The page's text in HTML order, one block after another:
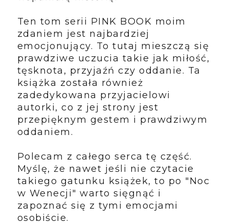
Ten tom serii PINK BOOK moim
zdaniem jest najbardziej
emocjonujący. To tutaj mieszczą się
prawdziwe uczucia takie jak miłość,
tęsknota, przyjaźń czy oddanie. Ta
książka została również
zadedykowana przyjacielowi
autorki, co z jej strony jest
przepięknym gestem i prawdziwym
oddaniem.
Polecam z całego serca tę część.
Myślę, że nawet jeśli nie czytacie
takiego gatunku książek, to po "Noc
w Wenecji" warto sięgnąć i
zapoznać się z tymi emocjami
osobiście.